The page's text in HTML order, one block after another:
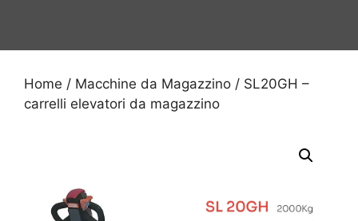
Home / Macchine da Magazzino / SL20GH –
carrelli elevatori da magazzino